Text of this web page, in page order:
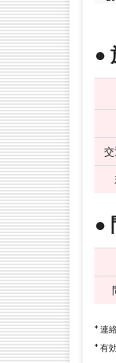
●
●
* 連
* 有